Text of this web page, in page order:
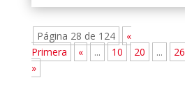
Página 28 de 124
«
Primera
« ... 10 20 ... 26
»